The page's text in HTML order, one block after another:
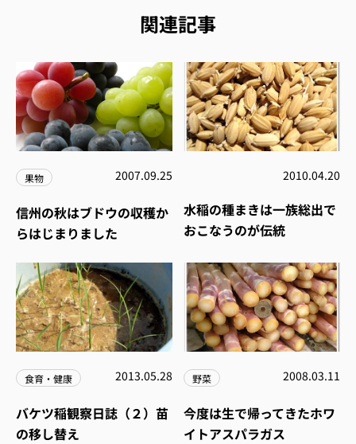
関連記事
果物 2007.09.25
信州の秋はブドウの収穫か
らはじまりました
2010.04.20
水稲の種まきは一族総出で
おこなうのが伝統
食育・健康 2013.05.28
バケツ稲観察日誌（２）苗
の移し替え
野菜 2008.03.11
今度は生で帰ってきたホワ
イトアスパラガス